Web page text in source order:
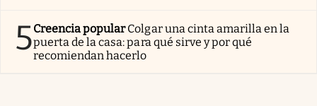
5Creencia popularColgar una cinta amarilla en la
puerta de la casa: para qué sirve y por qué
recomiendan hacerlo